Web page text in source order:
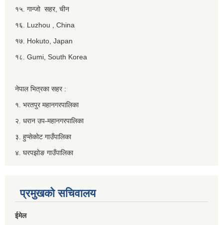
१५. गान्जो सहर, चीन
१६. Luzhou , China
१७. Hokuto, Japan
१८. Gumi, South Korea
नेपाल भित्रका सहर :
१. भरतपुर महानगरपालिका
२. धरान उप-महानगरपालिका
३. हुप्सेकोट गाउँपालिका
४. घरपझोङ गाउँपालिका
प्रमुखको सचिवालय
ईमेल